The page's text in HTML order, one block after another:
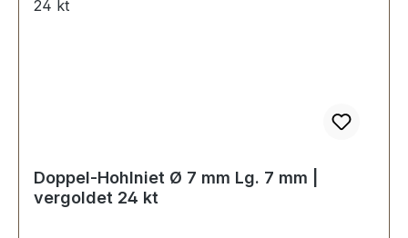
Doppel-Hohlniet Ø 7 mm Lg. 7 mm |
vergoldet 24 kt